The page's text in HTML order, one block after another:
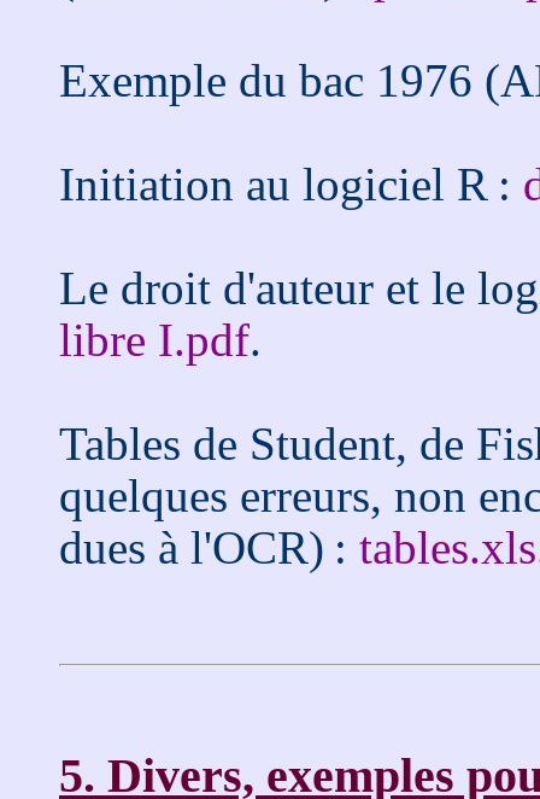
Exemple du bac 1976
Initiation au logiciel R :
Le droit d'auteur et le
libre I.pdf.
Tables de Student, de
quelques erreurs, non
dues à l'OCR) : tables.xls
5. Divers, exemples